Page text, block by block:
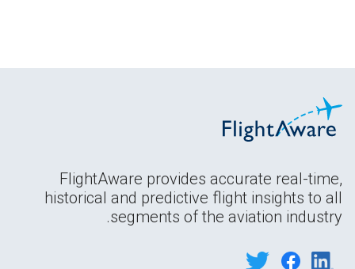
FlightAware provides accurate real-time,
historical and predictive flight insights to all
segments of the aviation industry.